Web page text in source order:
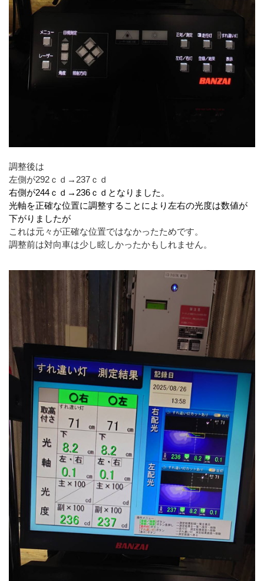
調整後は
左側が292ｃｄ→237ｃｄ
右側が244ｃｄ→236ｃｄとなりました。
光軸を正確な位置に調整することにより左右の光度は数値が
下がりましたが
これは元々が正確な位置ではなかったためです。
調整前は対向車は少し眩しかったかもしれません。